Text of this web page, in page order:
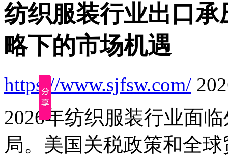
纺织服装行业出口
略下的市场机遇
https://www.sjfsw.com/
2026年纺织服装行业面
局。美国关税政策和全